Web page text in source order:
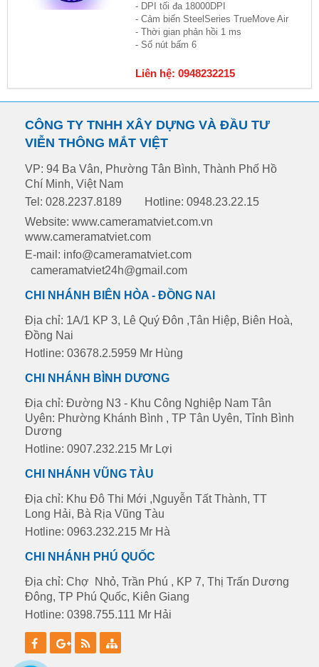
- DPI tối đa 18000DPI
- Cảm biến SteelSeries TrueMove Air
- Thời gian phản hồi 1 ms
- Số nút bấm 6
Liên hệ: 0948232215
CÔNG TY TNHH XÂY DỰNG VÀ ĐẦU TƯ
VIỄN THÔNG MẮT VIỆT
VP: 94 Ba Vân, Phường Tân Bình, Thành Phố Hồ
Chí Minh, Việt Nam
Tel: 028.2237.8189
Hotline: 0948.23.22.15
Website: www.cameramatviet.com.vn
www.cameramatviet.com
E-mail: info@cameramatviet.com
cameramatviet24h@gmail.com
CHI NHÁNH BIÊN HÒA - ĐỒNG NAI
Địa chỉ: 1A/1 KP 3, Lê Quý Đôn ,Tân Hiệp, Biên Hoà,
Đồng Nai
Hotline: 03678.2.5959 Mr Hùng
CHI NHÁNH BÌNH DƯƠNG
Địa chỉ: Đường N3 - Khu Công Nghiệp Nam Tân
Uyên: Phường Khánh Bình , TP Tân Uyên, Tỉnh Bình
Dương
Hotline: 0907.232.215 Mr Lợi
CHI NHÁNH VŨNG TÀU
Địa chỉ: Khu Đô Thi Mới ,Nguyễn Tất Thành, TT
Long Hải, Bà Rịa Vũng Tàu
Hotline: 0963.232.215 Mr Hà
CHI NHÁNH PHÚ QUỐC
Địa chỉ: Chợ Nhỏ, Trần Phú , KP 7, Thị Trấn Dương
Đông, TP Phú Quốc, Kiên Giang
Hotline: 0398.755.111 Mr Hải